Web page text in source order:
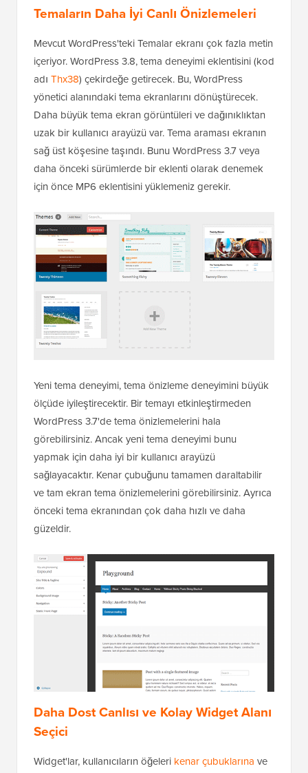
Temaların Daha İyi Canlı Önizlemeleri
Mevcut WordPress'teki Temalar ekranı çok fazla metin
içeriyor. WordPress 3.8, tema deneyimi eklentisini (kod
adı Thx38) çekirdeğe getirecek. Bu, WordPress
yönetici alanındaki tema ekranlarını dönüştürecek.
Daha büyük tema ekran görüntüleri ve dağınıklıktan
uzak bir kullanıcı arayüzü var. Tema araması ekranın
sağ üst köşesine taşındı. Bunu WordPress 3.7 veya
daha önceki sürümlerde bir eklenti olarak denemek
için önce MP6 eklentisini yüklemeniz gerekir.
Yeni tema deneyimi, tema önizleme deneyimini büyük
ölçüde iyileştirecektir. Bir temayı etkinleştirmeden
WordPress 3.7'de tema önizlemelerini hala
görebilirsiniz. Ancak yeni tema deneyimi bunu
yapmak için daha iyi bir kullanıcı arayüzü
sağlayacaktır. Kenar çubuğunu tamamen daraltabilir
ve tam ekran tema önizlemelerini görebilirsiniz. Ayrıca
önceki tema ekranından çok daha hızlı ve daha
güzeldir.
Daha Dost Canlısı ve Kolay Widget Alanı
Seçici
Widget'lar, kullanıcıların öğeleri kenar çubuklarına ve